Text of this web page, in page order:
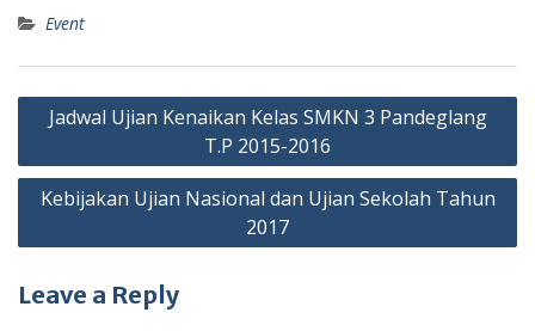
Event
Post
navigation
Jadwal Ujian Kenaikan Kelas SMKN 3 Pandeglang
T.P 2015-2016
Kebijakan Ujian Nasional dan Ujian Sekolah Tahun
2017
Leave a Reply